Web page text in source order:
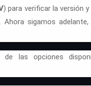
) para verificar la versión
sigamos
las opciones